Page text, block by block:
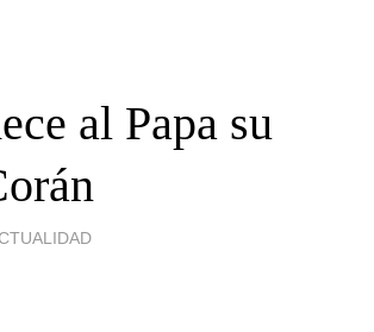
al Papa su